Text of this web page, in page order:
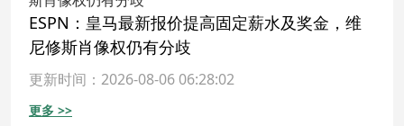
ESPN：皇马最新报价提高固定薪水及奖金，维
尼修斯肖像权仍有分歧
更新时间：2026-08-06 06:28:02
更多 >>